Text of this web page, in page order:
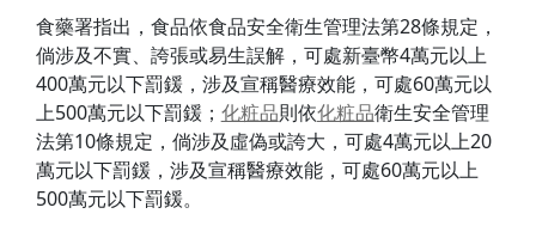
食藥署指出，食品依食品安全衛生管理法第28條規定，
倘涉及不實、誇張或易生誤解，可處新臺幣4萬元以上
400萬元以下罰鍰，涉及宣稱醫療效能，可處60萬元以
上500萬元以下罰鍰； 化粧品則依化粧品衛生安全管理
法第10條規定，倘涉及虛偽或誇大，可處4萬元以上20
萬元以下罰鍰，涉及宣稱醫療效能，可處60萬元以上
500萬元以下罰鍰。